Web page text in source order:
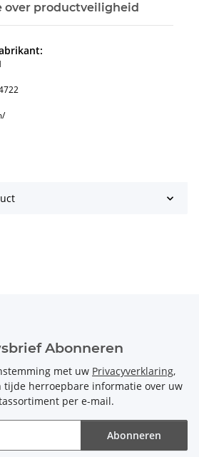
over productveiligheid
Abonneren
met uw Privacyverklaring,
tijde herroepbare informatie over uw
per e-mail.
Abonneren